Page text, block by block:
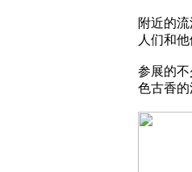
附近的
人们和
参展的
色古香